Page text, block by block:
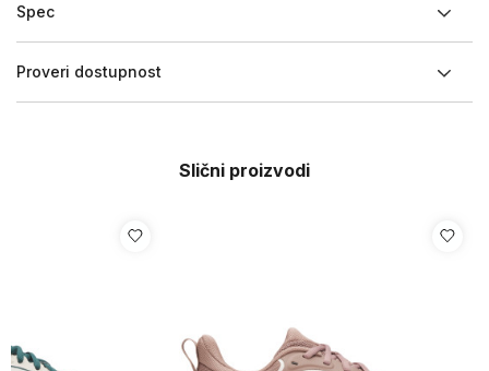
Spec
Proveri dostupnost
Slični proizvodi